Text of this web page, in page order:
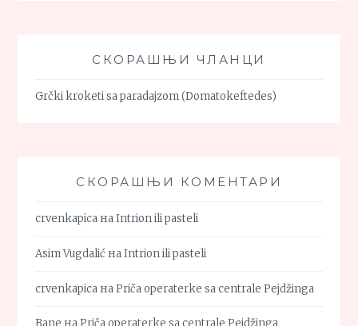
СКОРАШЊИ ЧЛАНЦИ
Grčki kroketi sa paradajzom (Domatokeftedes)
СКОРАШЊИ КОМЕНТАРИ
crvenkapica наIntrion ili pasteli
Asim Vugdalić наIntrion ili pasteli
crvenkapica наPriča operaterke sa centrale Pejdžinga